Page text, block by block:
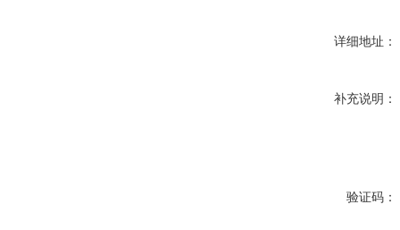
详细地址：
补充说明：
验证码：